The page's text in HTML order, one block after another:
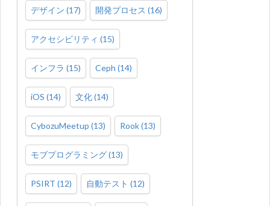
デザイン (17) 開発プロセス (16)
アクセシビリティ (15)
インフラ (15) Ceph (14)
iOS (14) 文化(14)
CybozuMeetup (13) Rook(13)
モブプログラミング(13)
PSIRT (12) 自動テスト (12)